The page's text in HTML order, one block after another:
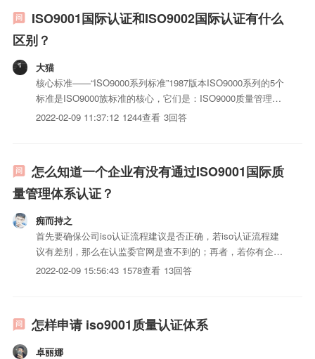
ISO9001国际认证和ISO9002国际认证有什么
区别？
大猫
核心标准——“ISO9000系列标准”1987版本ISO9000系列的5个
标准是ISO9000族标准的核心，它们是：ISO9000质量管理和
质量保证标准——选择和使用指南ISO9001质量体系——iso认
2022-02-09 11:37:12 1244查看 3回答
怎么知道一个企业有没有通过ISO9001国际质
量管理体系认证？
痴而持之
首先要确保公司iso认证流程建议是否正确，若iso认证流程建
议有差别，那么在认监委官网是查不到的；再者，若你有企业
的证书号，也是能查到的。我用楼主提供的两个申报条件及流
2022-02-09 15:56:43 1578查看 13回答
怎样申请 iso9001质量认证体系
卓丽娜